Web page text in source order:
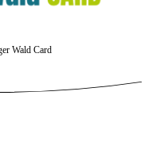
Wald Card